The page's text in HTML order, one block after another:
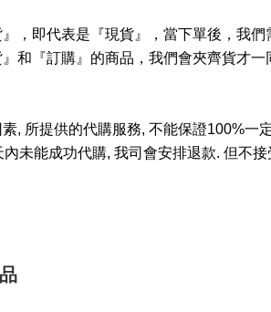
，即代表是『現貨』，當下單後，我們
和『訂購』的商品，我們會夾齊貨才
素, 所提供的代購服務, 不能保證100%一
內未能成功代購, 我司會安排退款. 但不接